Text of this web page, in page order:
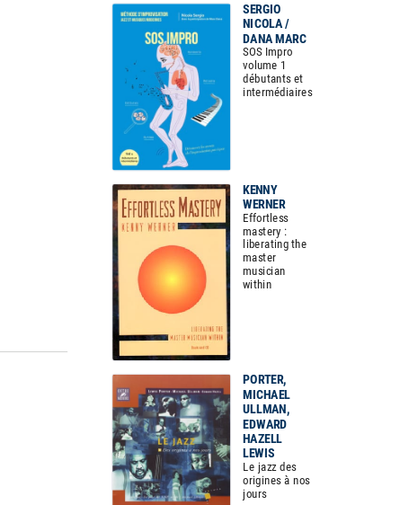
SERGIO
NICOLA /
DANA MARC
SOS Impro
volume 1
débutants et
intermédiaires
KENNY
WERNER
Effortless
mastery :
liberating the
master
musician
within
PORTER,
MICHAEL
ULLMAN,
EDWARD
HAZELL
LEWIS
Le jazz des
origines à nos
jours